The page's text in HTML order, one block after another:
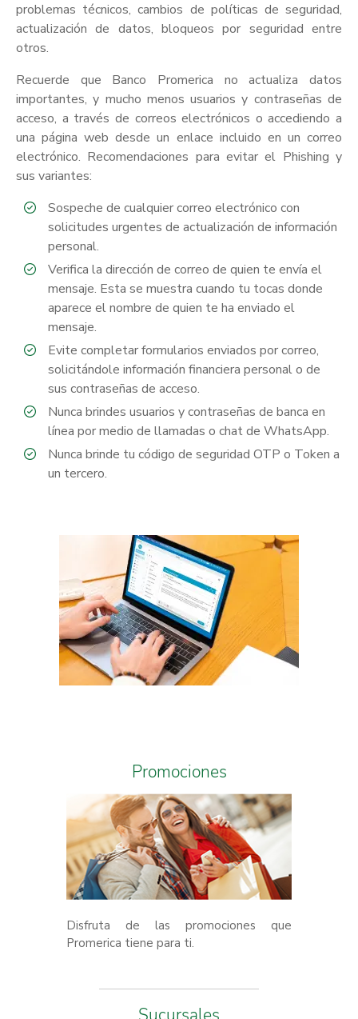
problemas técnicos, cambios de políticas de seguridad,
actualización de datos, bloqueos por seguridad entre
otros.
Recuerde que Banco Promerica no actualiza datos
importantes, y mucho menos usuarios y contraseñas de
acceso, a través de correos electrónicos o accediendo a
una página web desde un enlace incluido en un correo
electrónico. Recomendaciones para evitar el Phishing y
sus variantes:
Sospeche de cualquier correo electrónico con
solicitudes urgentes de actualización de información
personal.
Verifica la dirección de correo de quien te envía el
mensaje. Esta se muestra cuando tu tocas donde
aparece el nombre de quien te ha enviado el
mensaje.
Evite completar formularios enviados por correo,
solicitándole información financiera personal o de
sus contraseñas de acceso.
Nunca brindes usuarios y contraseñas de banca en
línea por medio de llamadas o chat de WhatsApp.
Nunca brinde tu código de seguridad OTP o Token a
un tercero.
Promociones
Disfruta de las promociones que
Promerica tiene para ti.